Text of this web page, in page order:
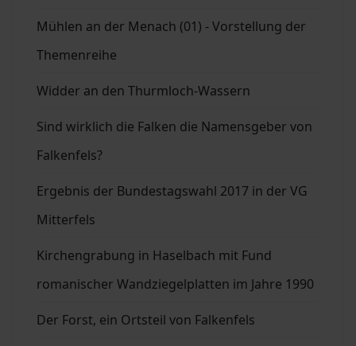
Mühlen an der Menach (01) - Vorstellung der
Themenreihe
Widder an den Thurmloch-Wassern
Sind wirklich die Falken die Namensgeber von
Falkenfels?
Ergebnis der Bundestagswahl 2017 in der VG
Mitterfels
Kirchengrabung in Haselbach mit Fund
romanischer Wandziegelplatten im Jahre 1990
Der Forst, ein Ortsteil von Falkenfels